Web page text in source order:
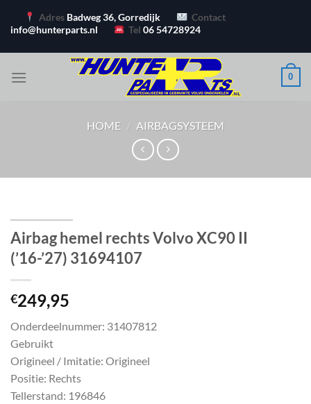
naar
Adres Badweg 36, Gorredijk
Contact
info@hunterparts.nl
Tel06 54728924
0
HOME / AIRBAGSYSTEEM
Airbag hemel rechts Volvo XC90 II
(’16-’27) 31694107
€249,95
Onderdeelnummer: 31407812
Gebruikt
Origineel / Imitatie: Origineel
Positie: Rechts
Tellerstand: 196846